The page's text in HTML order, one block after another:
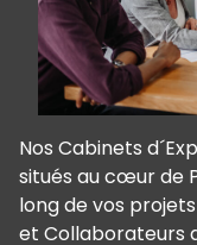
Nos Cabinets
situés au cœur de
long de vos
et Collaborateurs